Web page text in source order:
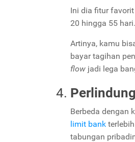
Ini dia fitur
20 hingga 55 hari.
Artinya, kamu
bayar tagihan
flow jadi lega
Berbeda dengan
limit bank
tabungan